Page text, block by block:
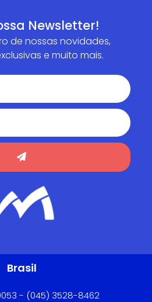
Newsletter!
de nossas novidades,
e muito mais.
Brasil
- (045) 3528-8462